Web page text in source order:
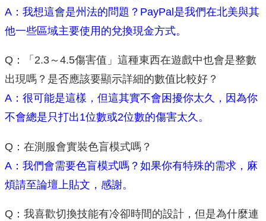
A：我想這會是州法的問題？PayPal是我們在北美與其
他一些區域主要使用的兌換現金方式。
Q：「2.3～4.5傷害值」這種東西在遊戲中也會是整數
出現嗎？是否應該要顯示詳細的數值比較好？
A：很可能是這樣，但這其實不會困擾你太久，因為你
不會總是只打出1位數或2位數的傷害太久。
Q：在測服會實裝色盲模式嗎？
A：我們會需要色盲模式嗎？如果你有特殊的需求，麻
煩請至論壇上貼文，感謝。
Q：我喜歡切換技能有冷卻時間的設計，但是為什麼連